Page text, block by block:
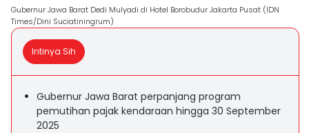
Gubernur Jawa Barat Dedi Mulyadi di Hotel Borobudur Jakarta Pusat (IDN
Times/Dini Suciatiningrum)
Intinya Sih
Gubernur Jawa Barat perpanjang program
pemutihan pajak kendaraan hingga 30 September
2025